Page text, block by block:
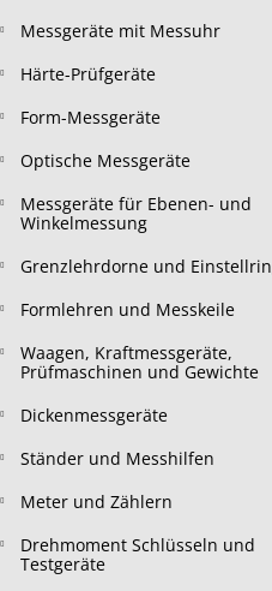
Messgeräte mit Messuhr
Härte-Prüfgeräte
Form-Messgeräte
Optische Messgeräte
Messgeräte für Ebenen- und
Winkelmessung
Grenzlehrdorne und
Formlehren und Messkeile
Waagen, Kraftmessgeräte,
Prüfmaschinen und Gewichte
Dickenmessgeräte
Ständer und Messhilfen
Meter und Zählern
Drehmoment Schlüsseln und
Testgeräte